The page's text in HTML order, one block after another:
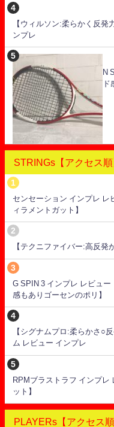
【ウィルソン:柔らかく反発
ンプレ
N
ド
STRINGs【アクセス順
センセーション インプレ レ
ィラメントガット】
【テクニファイバー:高反発
G SPIN 3 インプレ レビュ
感もありゴーセンのポリ】
【シグナムプロ:柔らかさ○
ム レビュー インプレ
RPMブラストラフ インプレ
ット】
PLAYERs【アクセス順